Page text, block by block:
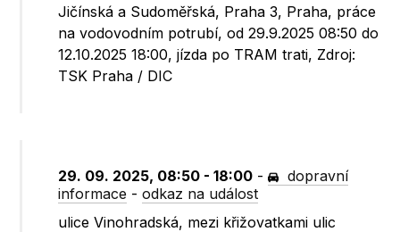
Jičínská a Sudoměřská, Praha 3, Praha, práce
na vodovodním potrubí, od 29.9.2025 08:50 do
12.10.2025 18:00, jízda po TRAM trati, Zdroj:
TSK Praha / DIC
29. 09. 2025, 08:50 - 18:00 -
dopravní
informace -odkaz na událost
ulice Vinohradská, mezi křižovatkami ulic